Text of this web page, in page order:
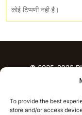
To provide the best
store and/or access
कोई टिप्पणी नही है।
© 2025-2026